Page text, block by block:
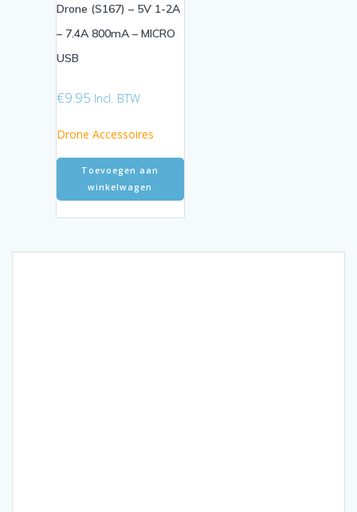
Drone (S167) – 5V 1-2A
– 7.4A 800mA – MICRO
USB
€9.95 Incl. BTW
Drone Accessoires
Toevoegen aan
winkelwagen